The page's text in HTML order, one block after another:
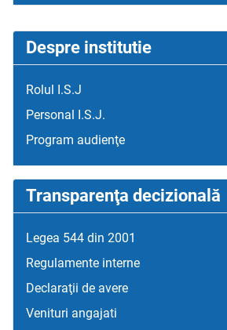
Despre institutie
Rolul I.S.J
Personal I.S.J.
Program audienţe
Transparenţa decizională
Legea 544 din 2001
Regulamente interne
Declaraţii de avere
Venituri angajati